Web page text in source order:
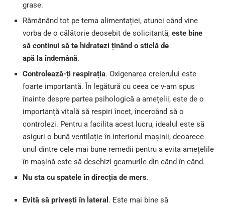
grase.
Rămânând tot pe tema alimentației, atunci când vine
vorba de o călătorie deosebit de solicitantă, este bine
să continui să te hidratezi ținând o sticlă de
apă la îndemână.
Controlează-ți respirația. Oxigenarea creierului este
foarte importantă. În legătură cu ceea ce v-am spus
înainte despre partea psihologică a amețelii, este de o
importanță vitală să respiri încet, încercând să o
controlezi. Pentru a facilita acest lucru, idealul este să
asiguri o bună ventilație în interiorul mașinii, deoarece
unul dintre cele mai bune remedii pentru a evita amețelile
în mașină este să deschizi geamurile din când în când.
Nu sta cu spatele în direcția de mers.
Evită să privești în lateral . Este mai bine să